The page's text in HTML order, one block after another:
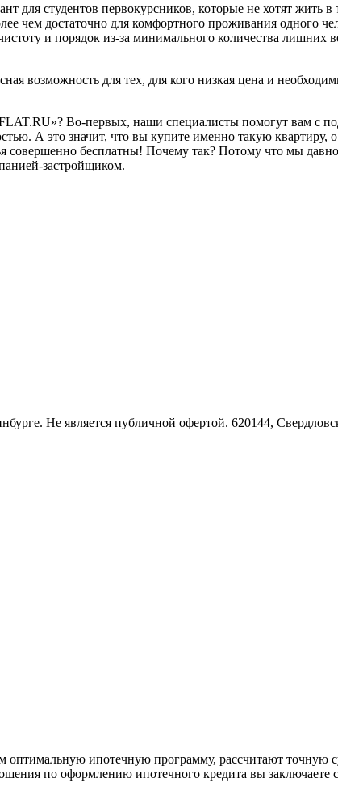
для студентов первокурсников, которые не хотят жить
чем достаточно для комфортного проживания одного
и порядок из-за минимального количества
возможность для тех, для кого низкая цена и
Во-первых, наши специалисты помогут вам с
А это значит, что вы купите именно такую
бесплатны! Почему так? Потому что мы
застройщиком.
Не является публичной офертой. 620144,
оптимальную ипотечную программу, рассчитают точную
по оформлению ипотечного кредита вы заключаете